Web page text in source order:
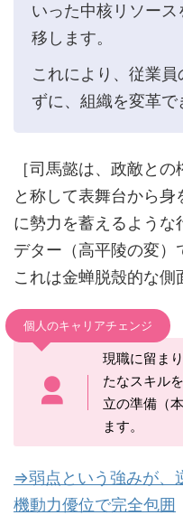
いった中核リソー
移します。
これにより、従業
ずに、組織を変革で
［司馬懿は、政敵と
と称して表舞台から
に勢力を蓄えるような
デター（高平陵の変）
これは金蝉脱殼的な側
個人のキャリアチェンジ
現職に留ま
たなスキル
立の準備（
ます。
⇒弱点という強みが、
機動力優位で完全包囲